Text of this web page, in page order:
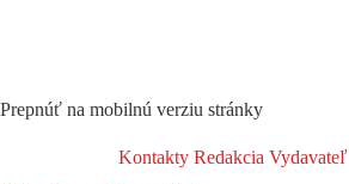
Prepnúť na mobilnú verziu stránky
Kontakty Redakcia Vydavateľ